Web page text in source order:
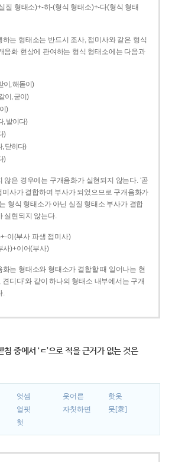
질 형태소)+­-히­-(형식 형태소)+-다(형식 형태
는 형태소는 반드시 조사, 접미사와 같은 형식
음화 현상에 관여하는 형식 형태소에는 다음과
이, 해돋이)
이, 굳이)
)
, 밭이다)
)
, 닫히다)
)
않은 경우에는 구개음화가 실현되지 않는다. ‘곧
미사가 결합하여 부사가 되었으므로 구개음화가
형식 형태소가 아닌 실질 형태소 부사가 결합
실현되지 않는다.
이(부사 파생 접미사)
사)+이어(부사)
는 형태소와 형태소가 결합할 때 일어나는 현
견디다’와 같이 하나의 형태소 내부에서는 구개
.
침 중에서 ‘ㄷ’으로 적을 근거가 없는 것은
엇셈 웃어른
핫옷
얼핏 자칫하면
뭇[衆]
헛